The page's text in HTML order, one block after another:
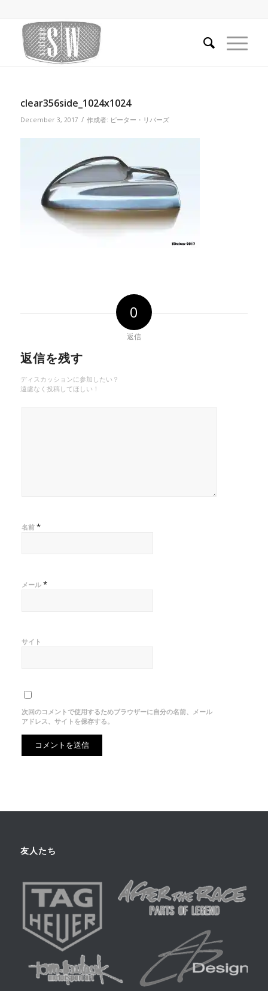
clear356side_1024x1024
December 3, 2017 / 作成者: ピーター・リバーズ
0
返信
返信を残す
ディスカッションに参加したい？
遠慮なく投稿してほしい！
名前 *
メール *
サイト
次回のコメントで使用するためブラウザーに自分の名前、メール
アドレス、サイトを保存する。
友人たち